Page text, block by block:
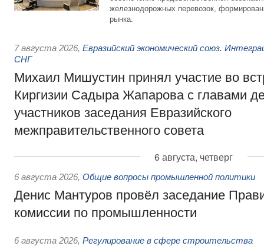
железнодорожных перевозок,
рынка.
7 августа 2026, Евразийский экономический союз.
СНГ
Михаил Мишустин принял участие во
Киргизии Садыра Жапарова с главами
участников заседания Евразийского
межправительственного совета
6 августа, четверг
6 августа 2026, Общие вопросы промышленной политики
Денис Мантуров провёл заседание
комиссии по промышленности
6 августа 2026, Регулирование в сфере строительства